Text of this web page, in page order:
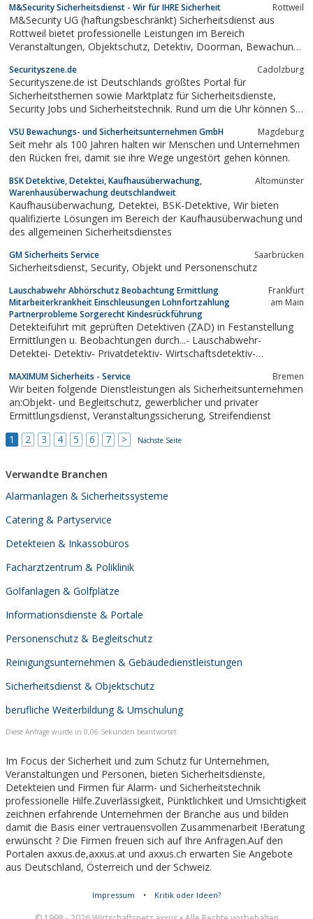
M&Security Sicherheitsdienst - Wir für IHRE Sicherheit Rottweil
M&Security UG (haftungsbeschränkt) Sicherheitsdienst aus
Rottweil bietet professionelle Leistungen im Bereich
Veranstaltungen, Objektschutz, Detektiv, Doorman, Bewachung,
Securityszene.de Cadolzburg
Securityszene.de ist Deutschlands größtes Portal für
Sicherheitsthemen sowie Marktplatz für Sicherheitsdienste,
Security Jobs und Sicherheitstechnik. Rund um die Uhr können Sie
Sicherheitsdienste in Ihrer Stadt,• Security Jobs,• Objektschutz,•...
VSU Bewachungs- und Sicherheitsunternehmen GmbH Magdeburg
Seit mehr als 100 Jahren halten wir Menschen und Unternehmen
den Rücken frei, damit sie ihre Wege ungestört gehen können.
BSK Detektive, Detektei, Kaufhausüberwachung,
Warenhausüberwachung deutschlandweit
Altomünster
Kaufhausüberwachung, Detektei, BSK-Detektive, Wir bieten
qualifizierte Lösungen im Bereich der Kaufhausüberwachung und
des allgemeinen Sicherheitsdienstes
GM Sicherheits Service Saarbrücken
Sicherheitsdienst, Security, Objekt und Personenschutz
Lauschabwehr Abhörschutz Beobachtung Ermittlung
Mitarbeiterkrankheit Einschleusungen Lohnfortzahlung
Partnerprobleme Sorgerecht Kindesrückführung
Frankfurt
am Main
Detekteiführt mit geprüften Detektiven (ZAD) in Festanstellung
Ermittlungen u. Beobachtungen durch...- Lauschabwehr-
Detektei- Detektiv- Privatdetektiv- Wirtschaftsdetektiv-
Mitarbeiterkrankheit- Schwarzarbeit- Eheprobleme-
Unterhaltsprobleme-...
MAXIMUM Sicherheits - Service Bremen
Wir beiten folgende Dienstleistungen als Sicherheitsunternehmen
an:Objekt- und Begleitschutz, gewerblicher und privater
Ermittlungsdienst, Veranstaltungssicherung, Streifendienst
1
2 3 4 5 6 7 > Nächste Seite
Verwandte Branchen
Alarmanlagen & Sicherheitssysteme
Catering & Partyservice
Detekteien & Inkassobüros
Facharztzentrum & Poliklinik
Golfanlagen & Golfplätze
Informationsdienste & Portale
Personenschutz & Begleitschutz
Reinigungsunternehmen & Gebäudedienstleistungen
Sicherheitsdienst & Objektschutz
berufliche Weiterbildung & Umschulung
Diese Anfrage wurde in 0,06 Sekunden beantwortet.
Im Focus der Sicherheit und zum Schutz für Unternehmen,
Veranstaltungen und Personen, bieten Sicherheitsdienste,
Detekteien und Firmen für Alarm- und Sicherheitstechnik
professionelle Hilfe.Zuverlässigkeit, Pünktlichkeit und Umsichtigkeit
zeichnen erfahrende Unternehmen der Branche aus und bilden
damit die Basis einer vertrauensvollen Zusammenarbeit !Beratung
erwünscht ? Die Firmen freuen sich auf Ihre Anfragen.Auf den
Portalen axxus.de,axxus.at und axxus.ch erwarten Sie Angebote
aus Deutschland, Österreich und der Schweiz.
Impressum • Kritik oder Ideen?